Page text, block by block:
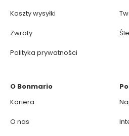
Koszty wysyłki
Zwroty
Polityka prywatności
O Bonmario
Kariera
O nas